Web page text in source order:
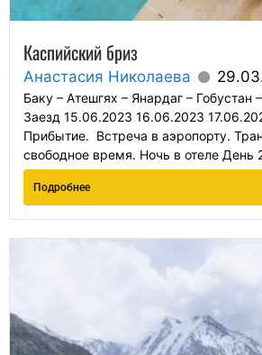
Каспийский бриз
Анастасия Николаева
Баку – Атешгях – Янардаг –
Заезд 15.06.2023 16.06.2023
Прибытие. Встреча в аэропорту.
свободное время. Ночь в отеле День
Подробнее